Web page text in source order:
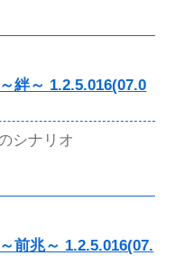
絆～ 1.2.5.016(07.0
シナリオ
前兆～ 1.2.5.016(07.